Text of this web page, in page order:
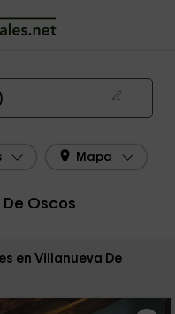
de 2026
Mapa
Oscos
en Villanueva De